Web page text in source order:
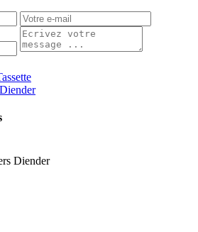
Diender